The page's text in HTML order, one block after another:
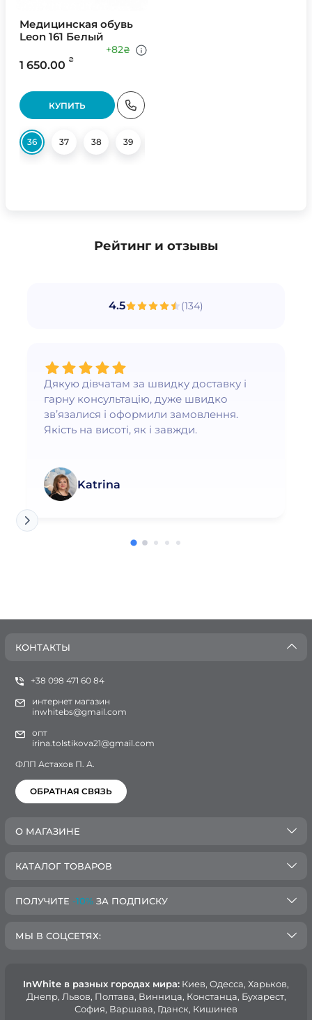
Медицинская обувь
Leon 161 Белый
1 650.00 ₴
+82₴
КУПИТЬ
36 37 38 39
Рейтинг и отзывы
4.5 (134)
Дякую дівчатам за швидку доставку і
гарну консультацію, дуже швидко
зв’язалися і оформили замовлення.
Якість на висоті, як і завжди.
Katrina
КОНТАКТЫ
+38 098 471 60 84
интернет магазин
inwhitebs@gmail.com
опт
irina.tolstikova21@gmail.com
ФЛП Астахов П. А.
ОБРАТНАЯ СВЯЗЬ
О МАГАЗИНЕ
КАТАЛОГ ТОВАРОВ
ПОЛУЧИТЕ -10% ЗА ПОДПИСКУ
МЫ В СОЦСЕТЯХ:
InWhite в разных городах мира: Киев, Oдесса, Харьков,
Днепр, Львов, Полтава, Винница, Констанца, Бухарест,
София, Варшава, Гданск, Кишинев